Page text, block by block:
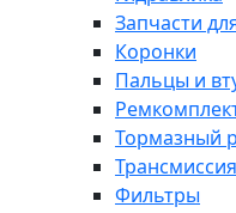
Запчасти
Коронки
Пальцы и
Тормазный
Трансмиссия
Фильтры